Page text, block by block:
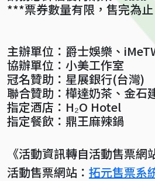
***票券數量有限，售完為
主辦單位：爵士娛樂、
協辦單位：小美工作室
冠名贊助：星展銀行(台灣)
聯合贊助：樺達奶茶、金石
指定酒店：H₂O Hotel
指定餐飲：鼎王麻辣鍋
《活動資訊轉自活動售票網
活動售票網站： 拓元售票系